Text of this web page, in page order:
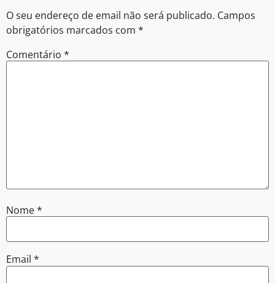
O seu endereço de email não será publicado. Campos
obrigatórios marcados com *
Comentário *
Nome*
Email *